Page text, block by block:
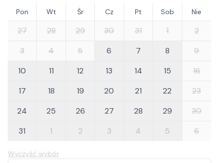
Pon Wt Śr Cz Pt Sob Nie
27 28 29 30 31 1
2
3
4 5 6 7 8
9
10
11 12 13 14 15
16
17
18 19 20 21 22
23
24
25 26 27 28 29
30
31
1 2 3 4 5 6
Wyczyść wybór